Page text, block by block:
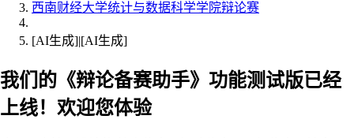
西南财经大学统计与数据科学学院辩论赛
[AI生成]|[AI生成]
我们的《辩论备赛助手》功能测试版已经
上线！欢迎您体验